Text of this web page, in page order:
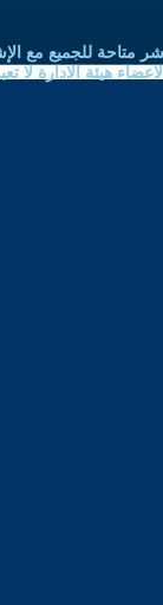
متاحة للجميع مع
هيئة الادارة لا